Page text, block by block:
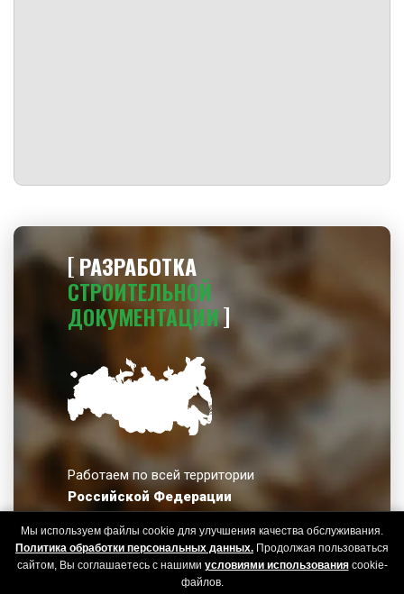
РАЗРАБОТКА
СТРОИТЕЛЬНОЙ
ДОКУМЕНТАЦИИ
Работаем по всей территории
Российской Федерации
48
Мы используем файлы cookie для улучшения качества обслуживания.
Политика обработки персональных данных. Продолжая пользоваться
сайтом, Вы соглашаетесь с нашими условиями использованияcookie-
файлов.